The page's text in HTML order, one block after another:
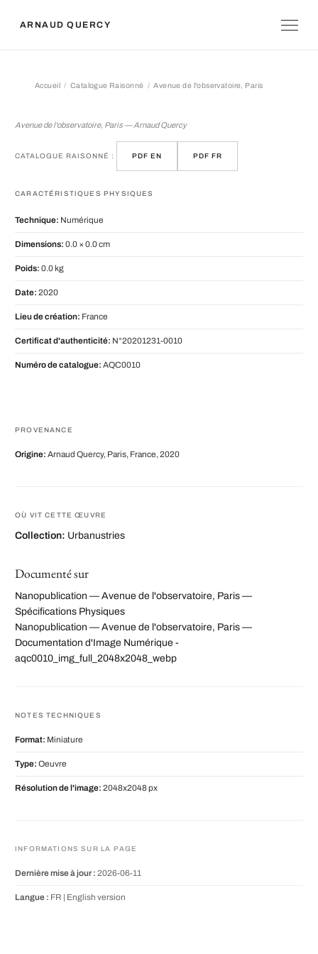
ARNAUD QUERCY
Accueil Catalogue Raisonné Avenue de l'observatoire, Paris
Avenue de l'observatoire, Paris — Arnaud Quercy
CATALOGUE RAISONNÉ : PDF EN PDF FR
CARACTÉRISTIQUES PHYSIQUES
Technique: Numérique
Dimensions: 0.0 × 0.0 cm
Poids: 0.0 kg
Date: 2020
Lieu de création: France
Certificat d'authenticité: N°20201231-0010
Numéro de catalogue: AQC0010
PROVENANCE
Origine: Arnaud Quercy, Paris, France, 2020
OÙ VIT CETTE ŒUVRE
Collection: Urbanustries
Documenté sur
Nanopublication — Avenue de l'observatoire, Paris —
Spécifications Physiques
Nanopublication — Avenue de l'observatoire, Paris —
Documentation d'Image Numérique -
aqc0010_img_full_2048x2048_webp
NOTES TECHNIQUES
Format: Miniature
Type: Oeuvre
Résolution de l'image: 2048x2048 px
INFORMATIONS SUR LA PAGE
Dernière mise à jour : 2026-06-11
Langue : FR | English version